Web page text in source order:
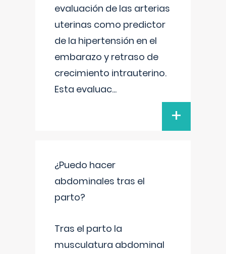
evaluación de las arterias
uterinas como predictor
de la hipertensión en el
embarazo y retraso de
crecimiento intrauterino.
Esta evaluac...
+
¿Puedo hacer
abdominales tras el
parto?
Tras el parto la
musculatura abdominal